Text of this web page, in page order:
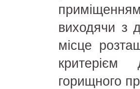
виходячи з
місце
критерієм
горищного